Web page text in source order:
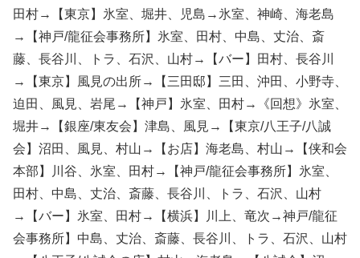
田村→【東京】氷室、堀井、児島→氷室、神崎、海老島
→【神戸/龍征会事務所】氷室、田村、中島、丈治、斎
藤、長谷川、トラ、石沢、山村→【バー】田村、長谷川
→【東京】風見の出所→【三田邸】三田、沖田、小野寺、
迫田、風見、岩尾→【神戸】氷室、田村→《回想》氷室、
堀井→【銀座/東友会】津島、風見→【東京/八王子/八誠
会】沼田、風見、村山→【お店】海老島、村山→【侠和会
本部】川谷、氷室、田村→【神戸/龍征会事務所】氷室、
田村、中島、丈治、斎藤、長谷川、トラ、石沢、山村
→【バー】氷室、田村→【横浜】川上、竜次→神戸/龍征
会事務所】中島、丈治、斎藤、長谷川、トラ、石沢、山村